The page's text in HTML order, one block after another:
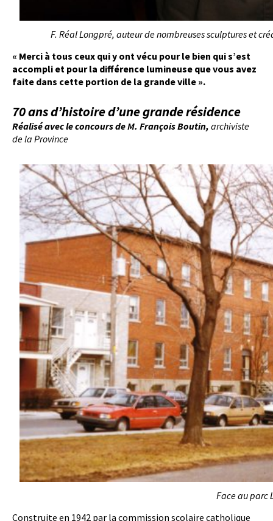
F. Réal Longpré, auteur de nombreuses sculptures et
« Merci à tous ceux qui y ont vécu pour le bien qui s’est
accompli et pour la différence lumineuse que vous avez
faite dans cette portion de la grande ville ».
70 ans d’histoire d’une grande résidence
Réalisé avec le concours de M. François Boutin, archiviste
de la Province
Face au parc
Construite en 1942 par la commission scolaire catholique